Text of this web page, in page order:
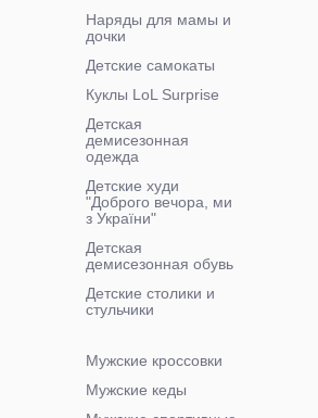
Наряды для мамы и
дочки
Детские самокаты
Куклы LoL Surprise
Детская
демисезонная
одежда
Детские худи
"Доброго вечора, ми
з України"
Детская
демисезонная обувь
Детские столики и
стульчики
Мужские кроссовки
Мужские кеды